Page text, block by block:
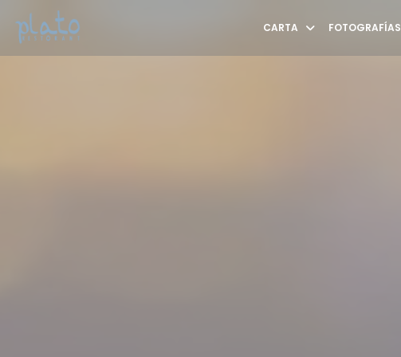
Personalización de sus opciones de cookies
CARTA FOTOGRAFÍAS